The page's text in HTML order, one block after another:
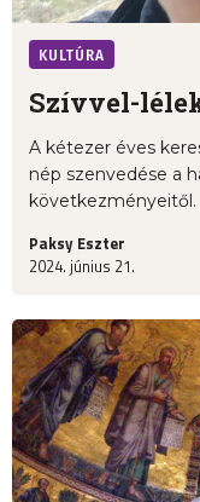
KULTÚRA
Szívvel-
A kétezer éves
nép szenvedése a
következményeitől.
Paksy Eszter
2024. június 21.